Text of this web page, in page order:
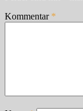
Kommentar *